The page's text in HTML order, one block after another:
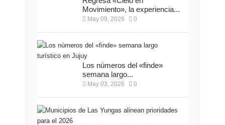
Movimiento», la experiencia...
May 09, 2026 0
Los números del «finde»
semana largo...
May 03, 2026 0